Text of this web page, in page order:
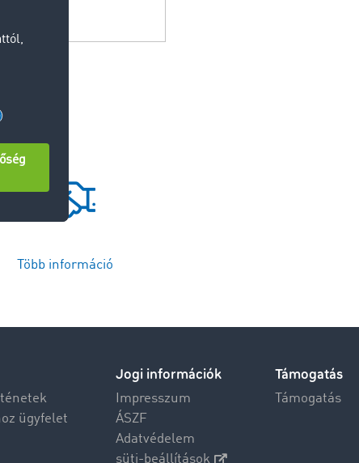
Több információ
ügyfelet
Jogi információk
Impresszum
ÁSZF
Adatvédelem
süti-beállítások
Támogatás
Támogatás